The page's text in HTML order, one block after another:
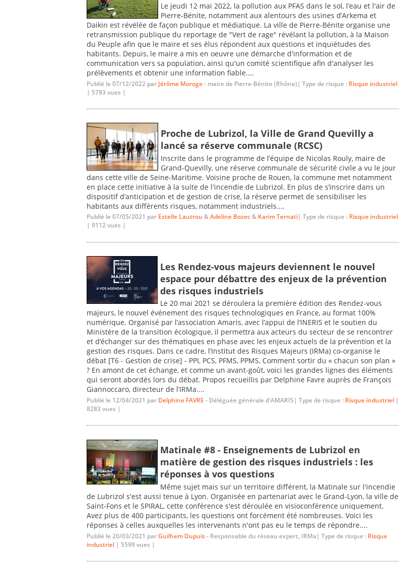
Le jeudi 12 mai 2022, la pollution aux PFAS dans le sol, l’eau et l'air de
Pierre-Bénite, notamment aux alentours des usines d’Arkema et
Daikin est révélée de façon publique et médiatique. La ville de Pierre-Bénite organise une
retransmission publique du reportage de "Vert de rage" révélant la pollution, à la Maison
du Peuple afin que le maire et ses élus répondent aux questions et inquiétudes des
habitants. Depuis, le maire a mis en oeuvre une démarche d'information et de
communication vers sa population, ainsi qu'un comité scientifique afin d'analyser les
prélèvements et obtenir une information fiable....
Publié le 07/12/2022 par Jérôme Moroge- maire de Pierre-Bénite (Rhône)| Type de risque : Risque industriel
| 5783 vues |
Proche de Lubrizol, la Ville de Grand Quevilly a
lancé sa réserve communale (RCSC)
Inscrite dans le programme de l’équipe de Nicolas Rouly, maire de
Grand-Quevilly, une réserve communale de sécurité civile a vu le jour
dans cette ville de Seine-Maritime. Voisine proche de Rouen, la commune met notamment
en place cette initiative à la suite de l'incendie de Lubrizol. En plus de s’inscrire dans un
dispositif d’anticipation et de gestion de crise, la réserve permet de sensibiliser les
habitants aux différents risques, notamment industriels....
Publié le 07/05/2021 par Estelle Lautrou &Adeline Bozec& Karim Ternati| Type de risque : Risque industriel
| 9112 vues |
Les Rendez-vous majeurs deviennent le nouvel
espace pour débattre des enjeux de la prévention
des risques industriels
Le 20 mai 2021 se déroulera la première édition des Rendez-vous
majeurs, le nouvel événement des risques technologiques en France, au format 100%
numérique. Organisé par l’association Amaris, avec l’appui de l’INERIS et le soutien du
Ministère de la transition écologique, il permettra aux acteurs du secteur de se rencontrer
et d’échanger sur des thématiques en phase avec les enjeux actuels de la prévention et la
gestion des risques. Dans ce cadre, l’Institut des Risques Majeurs (IRMa) co-organise le
débat [T6 - Gestion de crise] - PPI, PCS, PFMS, PPMS, Comment sortir du « chacun son plan »
? En amont de cet échange, et comme un avant-goût, voici les grandes lignes des éléments
qui seront abordés lors du débat. Propos recueillis par Delphine Favre auprès de François
Giannoccaro, directeur de l’IRMa....
Publié le 12/04/2021 par Delphine FAVRE - Déléguée générale d'AMARIS| Type de risque : Risque industriel |
8283 vues |
Matinale #8 - Enseignements de Lubrizol en
matière de gestion des risques industriels : les
réponses à vos questions
Même sujet mais sur un territoire différent, la Matinale sur l'incendie
de Lubrizol s'est aussi tenue à Lyon. Organisée en partenariat avec le Grand-Lyon, la ville de
Saint-Fons et le SPIRAL, cette conférence s'est déroulée en visioconférence uniquement.
Avez plus de 400 participants, les questions ont forcément été nombreuses. Voici les
réponses à celles auxquelles les intervenants n'ont pas eu le temps de répondre....
Publié le 20/03/2021 parGuilhem Dupuis- Responsable du réseau expert, IRMa| Type de risque : Risque
industriel | 5599 vues |